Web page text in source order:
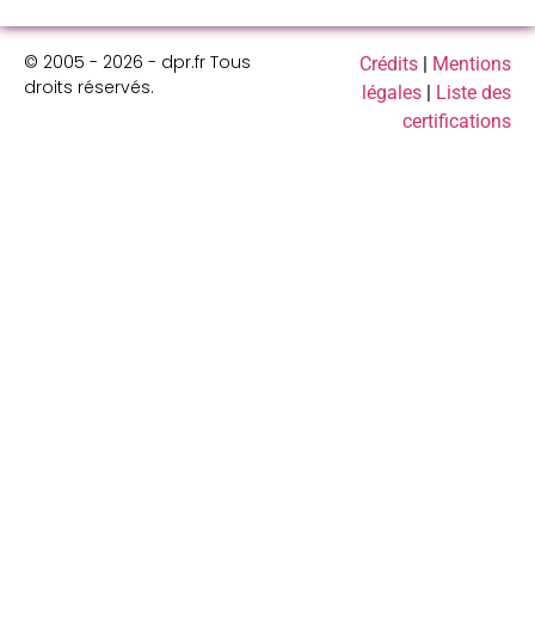
© 2005 - 2026 - dpr.fr Tous
droits réservés.
Crédits | Mentions
légales | Liste des
certifications